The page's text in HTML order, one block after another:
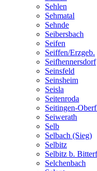
Sehlen
Sehmatal
Sehnde
Seibersbach
Seifen
Seiffen/Erzgeb.
Seifhennersdorf
Seinsfeld
Seinsheim
Seisla
Seitenroda
Seitingen-
Seiwerath
Selb
Selbach (Sieg)
Selbitz
Selbitz b.
Selchenbach